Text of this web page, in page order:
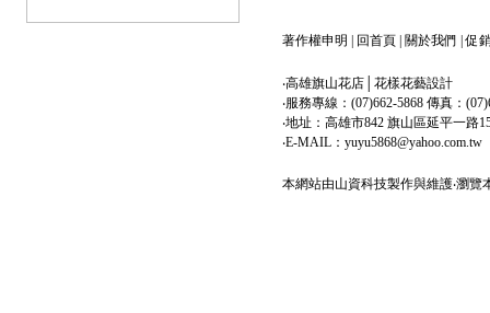
著作權申明 回首頁 關於我們 |促
‧高雄旗山花店│花樣花藝設計
‧服務專線：(07)662-5868 傳真：
‧地址：高雄市842 旗山區延平一路
‧E-MAIL：yuyu5868@yahoo.com.tw
本網站由山資科技製作與維護‧瀏覽